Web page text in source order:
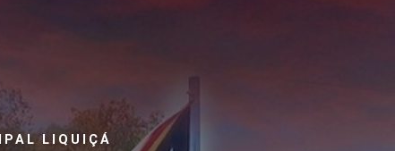
LIQUIÇÁ